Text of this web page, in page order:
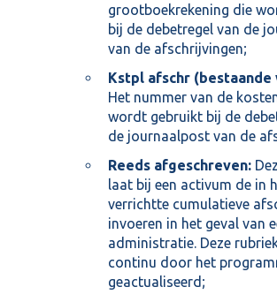
grootboekrekening die
bij de debetregel van de
van de afschrijvingen;
Kstpl afschr (bestaande
Het nummer van de
wordt gebruikt bij de
de journaalpost van de
Reeds afgeschreven:
laat bij een activum de in
verrichtte cumulatieve
invoeren in het geval van
administratie. Deze
continu door het
geactualiseerd;